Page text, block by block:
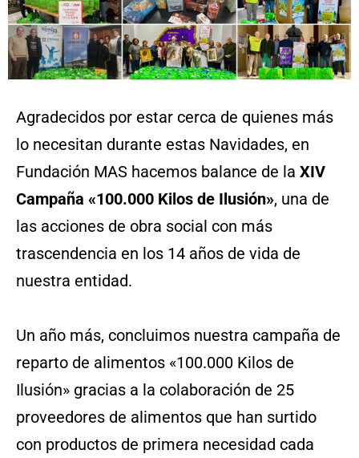
Agradecidos por estar cerca de quienes más
lo necesitan durante estas Navidades, en
Fundación MAS hacemos balance de la XIV
Campaña «100.000 Kilos de Ilusión», una de
las acciones de obra social con más
trascendencia en los 14 años de vida de
nuestra entidad.
Un año más, concluimos nuestra campaña de
reparto de alimentos «100.000 Kilos de
Ilusión» gracias a la colaboración de 25
proveedores de alimentos que han surtido
con productos de primera necesidad cada